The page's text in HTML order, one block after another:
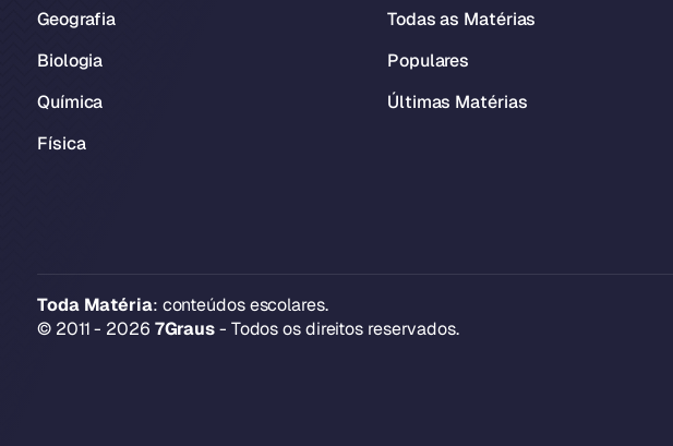
Geografia
Biologia
Química
Física
Todas as Matérias
Populares
Últimas Matérias
Toda Matéria: conteúdos escolares.
© 2011 - 2026 7Graus- Todos os direitos reservados.